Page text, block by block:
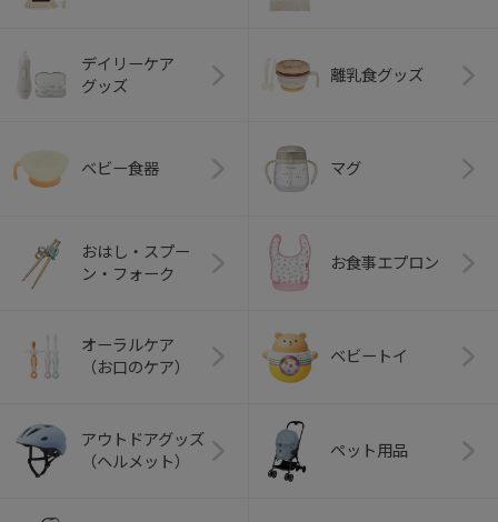
デイリーケア
グッズ
離乳食グッズ
ベビー食器 マグ
おはし・スプー
ン・フォーク
お食事エプロン
オーラルケア
（お口のケア）
ベビートイ
アウトドアグッズ
（ヘルメット）
ペット用品